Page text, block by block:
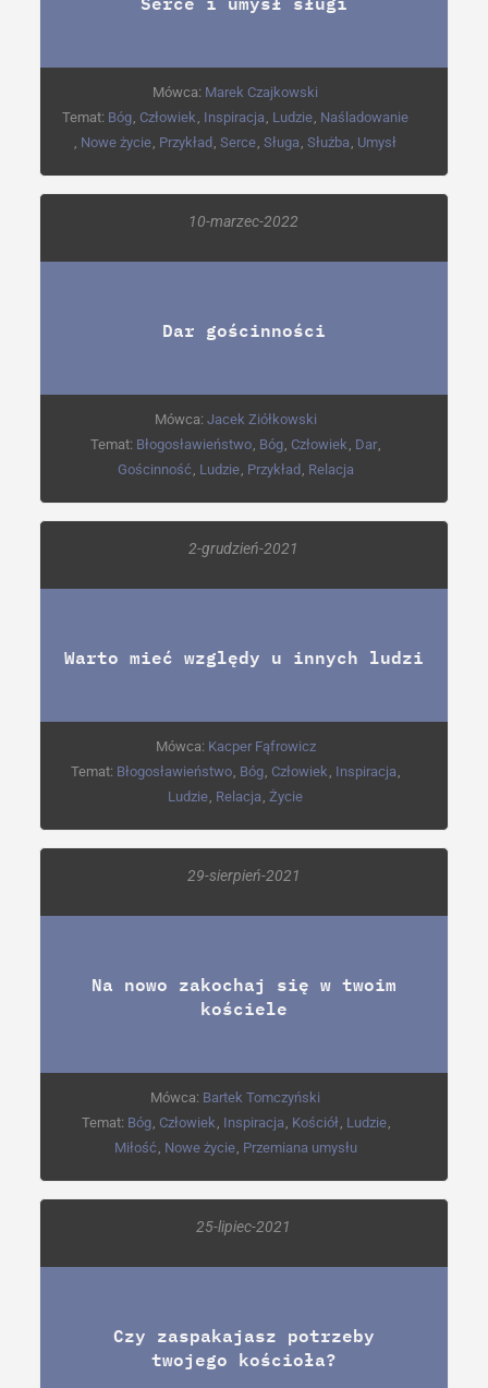
Mówca: Marek Czajkowski
Temat: Bóg, Człowiek , Inspiracja, Ludzie, Naśladowanie
, Nowe życie, Przykład ,Serce,Sługa,Służba, Umysł
10-marzec-2022
Dar gościnności
Mówca: Jacek Ziółkowski
Temat: Błogosławieństwo, Bóg, Człowiek , Dar,
Gościnność , Ludzie, Przykład , Relacja
2-grudzień-2021
Warto mieć względy u innych ludzi
Mówca: Kacper Fąfrowicz
Temat: Błogosławieństwo, Bóg, Człowiek , Inspiracja,
Ludzie, Relacja,Życie
29-sierpień-2021
Na nowo zakochaj się w twoim
kościele
Mówca: Bartek Tomczyński
Temat: Bóg Człowiek Inspiracja Kościół Ludzie
Miłość Nowe życie Przemiana umysłu
25-lipiec-2021
Czy zaspakajasz potrzeby
twojego kościoła?